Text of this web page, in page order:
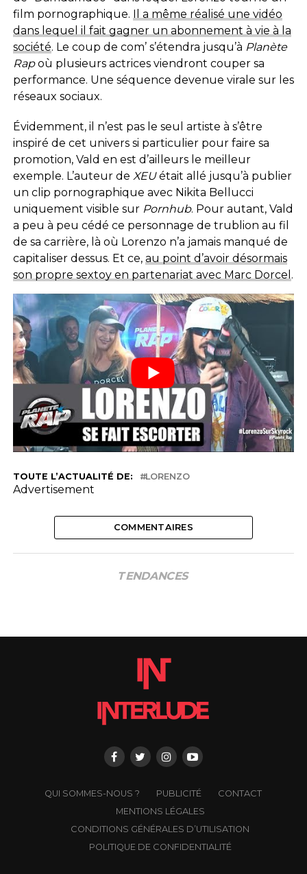
film pornographique. Il a même réalisé une vidéo
dans lequel il fait gagner un abonnement à vie à la
société. Le coup de com’ s’étendra jusqu’à Planète
Rapoù plusieurs actrices viendront couper sa
performance. Une séquence devenue virale sur les
réseaux sociaux.
Évidemment, il n’est pas le seul artiste à s’être
inspiré de cet univers si particulier pour faire sa
promotion, Vald en est d’ailleurs le meilleur
exemple. L’auteur de XEUétait allé jusqu’à publier
un clip pornographique avec Nikita Bellucci
uniquement visible sur Pornhub. Pour autant, Vald
a peu à peu cédé ce personnage de trublion au fil
de sa carrière, là où Lorenzo n’a jamais manqué de
capitaliser dessus. Et ce, au point d’avoir désormais
son propre sextoy en partenariat avec Marc Dorcel .
TOUTE L’ACTUALITÉ DE: LORENZO
Advertisement
COMMENTAIRES
TENDANCES
QUI SOMMES-NOUS ? PUBLICITÉ
CONTACT
MENTIONS LÉGALES
CONDITIONS GÉNÉRALES D’UTILISATION
POLITIQUE DE CONFIDENTIALITÉ